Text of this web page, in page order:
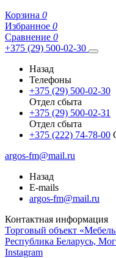
Корзина 0
Избранное 0
Сравнение 0
+375 (29) 500-02-30
Назад
Телефоны
+375 (29) 500-02-30
Отдел сбыта
+375 (29) 500-02-31
Отдел сбыта
+375 (222) 74-78-00
argos-fm@mail.ru
Назад
E-mails
argos-fm@mail.ru
Контактная информация
Торговый объект
Республика Беларусь,
Instagram